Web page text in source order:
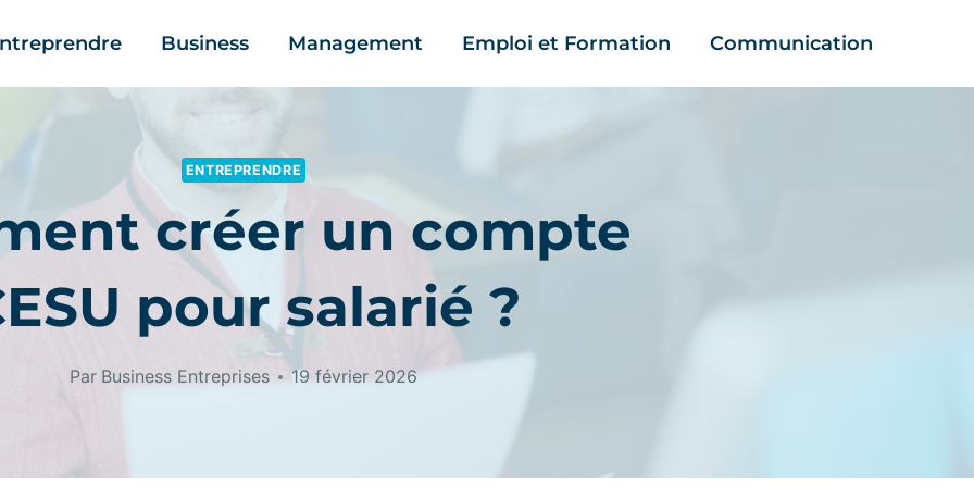
Business Management Emploi et Formation Communication
ENTREPRENDRE
créer un compte
pour salarié ?
Par Business Entreprises 19 février 2026